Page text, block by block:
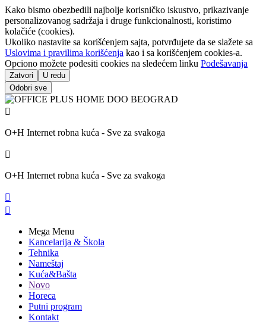
Kako bismo obezbedili najbolje korisničko iskustvo, prikazivanje
personalizovanog sadržaja i druge funkcionalnosti, koristimo
kolačiće (cookies).
Ukoliko nastavite sa korišćenjem sajta, potvrđujete da se slažete sa
Uslovima i pravilima korišćenja kao i sa korišćenjem cookies-a.
Opciono možete podesiti cookies na sledećem linku Podešavanja
Zatvori
U redu
Odobri sve

O+H Internet robna kuća - Sve za svakoga

O+H Internet robna kuća - Sve za svakoga


Mega Menu
Kancelarija & Škola
Tehnika
Nameštaj
Kuća&Bašta
Novo
Horeca
Putni program
Kontakt